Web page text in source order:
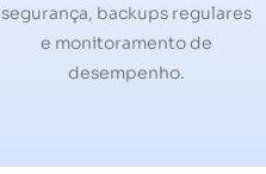
segurança, backups regulares
e monitoramento de
desempenho.